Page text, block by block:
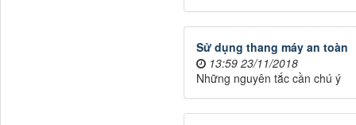
Sử dụng thang máy an toàn
13:59 23/11/2018
Những nguyên tắc cần chú ý